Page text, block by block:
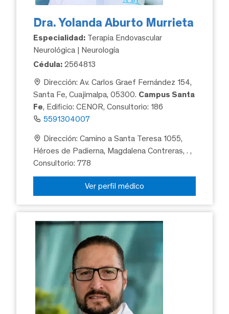
Dra. Yolanda Aburto Murrieta
Especialidad: Terapia Endovascular
Neurológica | Neurología
Cédula: 2564813
Dirección: Av. Carlos Graef Fernández 154,
Santa Fe, Cuajimalpa, 05300. Campus Santa
Fe, Edificio: CENOR, Consultorio: 186
5591304007
Dirección: Camino a Santa Teresa 1055,
Héroes de Padierna, Magdalena Contreras, .,
Consultorio: 778
Ver perfil médico